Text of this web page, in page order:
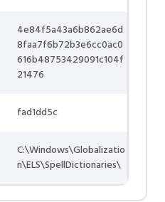
4e84f5a43a6b862ae6d
8faa7f6b72b3e6cc0ac0
616b48753429091c104f
21476
fad1dd5c
C:\Windows\Globalizatio
n\ELS\SpellDictionaries\